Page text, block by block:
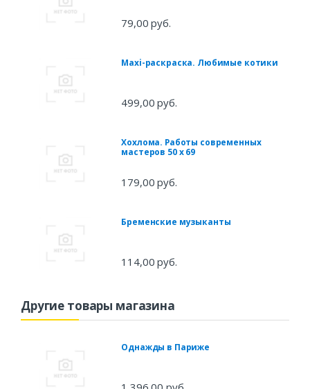
79,00 руб.
Maxi-раскраска. Любимые котики
499,00 руб.
Хохлома. Работы современных
мастеров 50 x 69
179,00 руб.
Бременские музыканты
114,00 руб.
Другие товары магазина
Однажды в Париже